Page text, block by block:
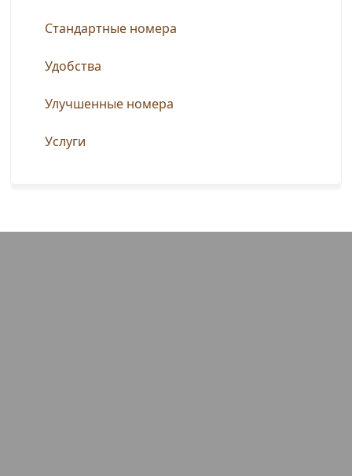
Стандартные номера
Удобства
Улучшенные номера
Услуги